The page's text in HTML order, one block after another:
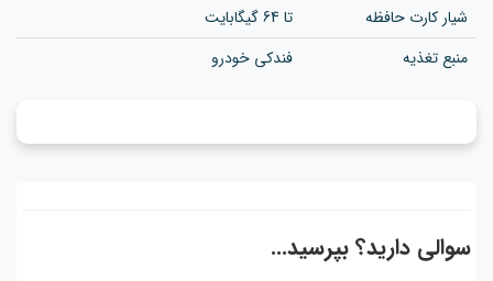
شیار کارت حافظه
تا 64 گیگابایت
منبع تغذیه
فندکی خودرو
سوالی دارید؟ بپرسید...